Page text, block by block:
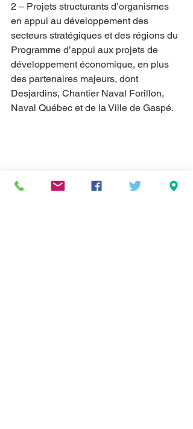
2 – Projets structurants d’organismes
en appui au développement des
secteurs stratégiques et des régions du
Programme d’appui aux projets de
développement économique, en plus
des partenaires majeurs, dont
Desjardins, Chantier Naval Forillon,
Naval Québec et de la Ville de Gaspé.